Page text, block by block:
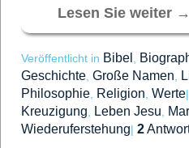
Lesen Sie weiter →
Veröffentlicht in Bibel
Geschichte Große Namen
Philosophie Religion Werte|
Kreuzigung Leben Jesu
Wiederuferstehung| 2